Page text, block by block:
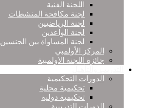
اللجنة الفنية
لجنة مكافحة المنشطات
لجنة الرياضيين
لجنة الواعدين
لجنة المساواة بين الجنسين
المركز الأولمبي
جائزة اللجنة الاولمبية
الدورات التحكيمية
تحكيمية محلية
تحكيمية دولية
الدورات التدريبية